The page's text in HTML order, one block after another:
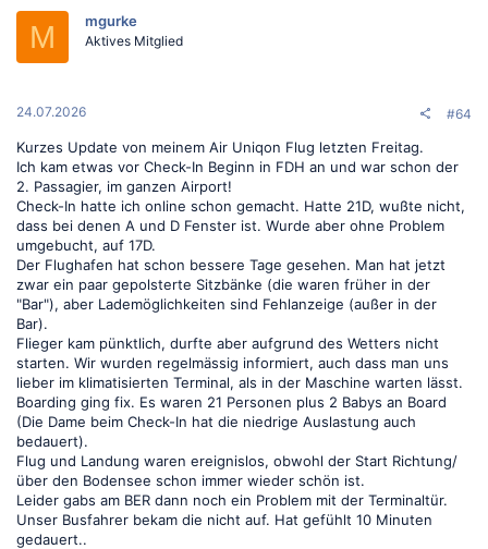
M mgurke
Aktives Mitglied
24.07.2026 #64
Kurzes Update von meinem Air Uniqon Flug letzten Freitag.
Ich kam etwas vor Check-In Beginn in FDH an und war schon der
2. Passagier, im ganzen Airport!
Check-In hatte ich online schon gemacht. Hatte 21D, wußte nicht,
dass bei denen A und D Fenster ist. Wurde aber ohne Problem
umgebucht, auf 17D.
Der Flughafen hat schon bessere Tage gesehen. Man hat jetzt
zwar ein paar gepolsterte Sitzbänke (die waren früher in der
"Bar"), aber Lademöglichkeiten sind Fehlanzeige (außer in der
Bar).
Flieger kam pünktlich, durfte aber aufgrund des Wetters nicht
starten. Wir wurden regelmässig informiert, auch dass man uns
lieber im klimatisierten Terminal, als in der Maschine warten lässt.
Boarding ging fix. Es waren 21 Personen plus 2 Babys an Board
(Die Dame beim Check-In hat die niedrige Auslastung auch
bedauert).
Flug und Landung waren ereignislos, obwohl der Start Richtung/
über den Bodensee schon immer wieder schön ist.
Leider gabs am BER dann noch ein Problem mit der Terminaltür.
Unser Busfahrer bekam die nicht auf. Hat gefühlt 10 Minuten
gedauert..